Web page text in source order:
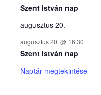
e
k
n
a
Szent István nap
augusztus 20.
augusztus 20. @ 16:30
Szent István nap
Naptár megtekintése